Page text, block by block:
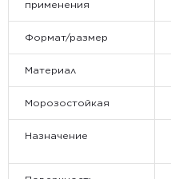
применения
Формат/размер
Материал
Морозостойкая
Назначение